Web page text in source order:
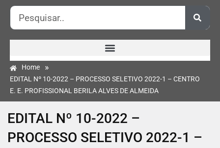
Home »
EDITAL Nº 10-2022 – PROCESSO SELETIVO 2022-1 – CENTRO
E. E. PROFISSIONAL BERILA ALVES DE ALMEIDA
EDITAL Nº 10-2022 –
PROCESSO SELETIVO 2022-1 –